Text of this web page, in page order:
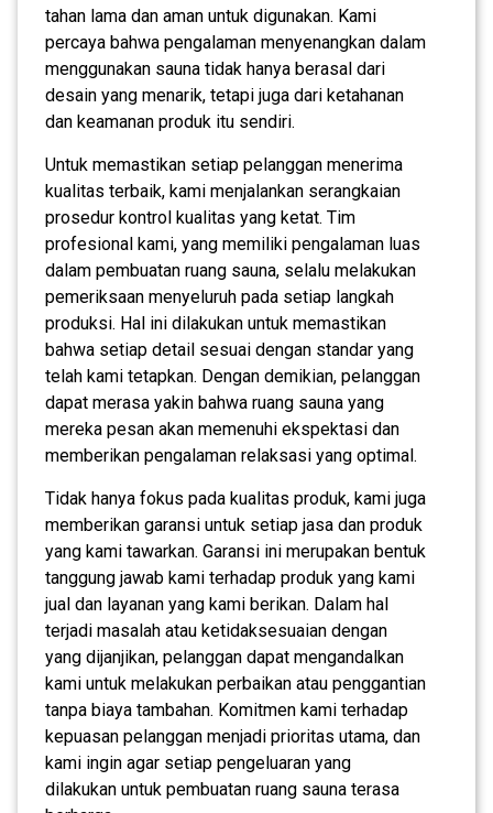
tahan lama dan aman untuk digunakan. Kami
percaya bahwa pengalaman menyenangkan dalam
menggunakan sauna tidak hanya berasal dari
desain yang menarik, tetapi juga dari ketahanan
dan keamanan produk itu sendiri.
Untuk memastikan setiap pelanggan menerima
kualitas terbaik, kami menjalankan serangkaian
prosedur kontrol kualitas yang ketat. Tim
profesional kami, yang memiliki pengalaman luas
dalam pembuatan ruang sauna, selalu melakukan
pemeriksaan menyeluruh pada setiap langkah
produksi. Hal ini dilakukan untuk memastikan
bahwa setiap detail sesuai dengan standar yang
telah kami tetapkan. Dengan demikian, pelanggan
dapat merasa yakin bahwa ruang sauna yang
mereka pesan akan memenuhi ekspektasi dan
memberikan pengalaman relaksasi yang optimal.
Tidak hanya fokus pada kualitas produk, kami juga
memberikan garansi untuk setiap jasa dan produk
yang kami tawarkan. Garansi ini merupakan bentuk
tanggung jawab kami terhadap produk yang kami
jual dan layanan yang kami berikan. Dalam hal
terjadi masalah atau ketidaksesuaian dengan
yang dijanjikan, pelanggan dapat mengandalkan
kami untuk melakukan perbaikan atau penggantian
tanpa biaya tambahan. Komitmen kami terhadap
kepuasan pelanggan menjadi prioritas utama, dan
kami ingin agar setiap pengeluaran yang
dilakukan untuk pembuatan ruang sauna terasa